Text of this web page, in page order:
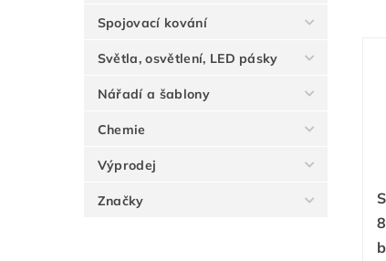
Spojovací kování
Světla, osvětlení, LED pásky
Nářadí a šablony
Chemie
Výprodej
Značky